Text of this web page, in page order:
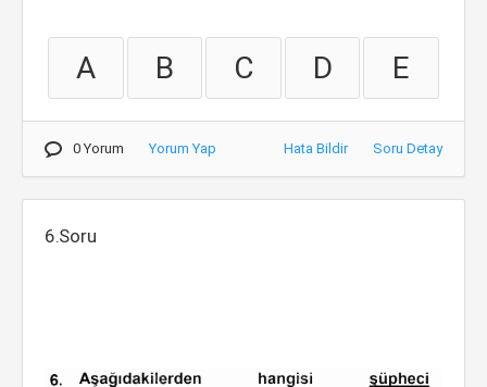
A B C D E
0 Yorum Yorum Yap Hata Bildir Soru Detay
6.Soru